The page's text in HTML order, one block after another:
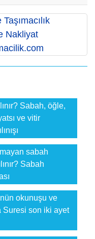
Nakliyat
Sabah, öğle,
ve vitir
sabah
Sabah
okunuşu ve
Suresi son iki ayet